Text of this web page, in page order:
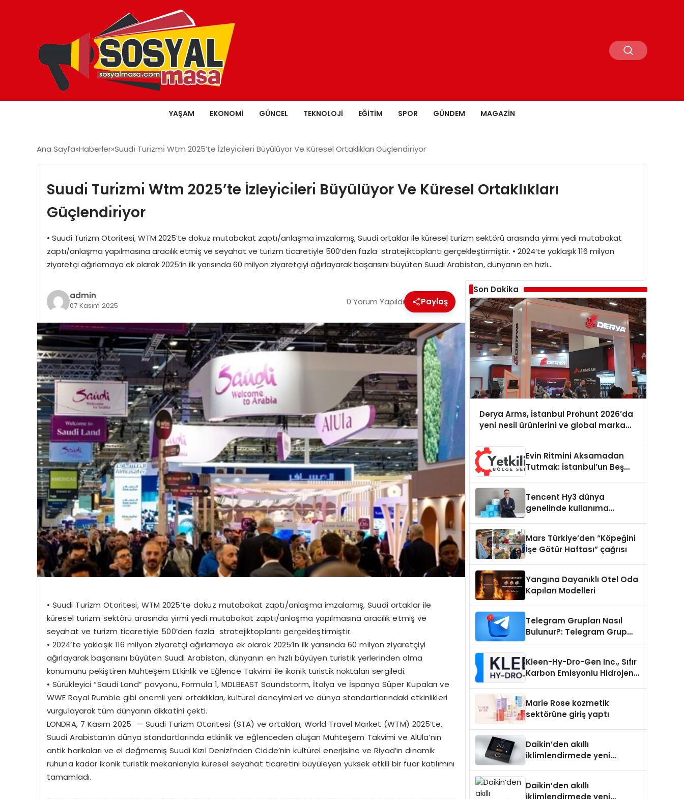
YAŞAM EKONOMI GÜNCEL TEKNOLOJI EĞITIM SPOR GÜNDEM MAGAZIN
Ana Sayfa Haberler Suudı̇ Turı̇zmı̇ Wtm 2025’te İzleyı̇cı̇lerı̇ Büyülüyor Ve Küresel Ortaklıkları Güçlendı̇rı̇yor
Suudı̇ Turı̇zmı̇ Wtm 2025’te İzleyı̇cı̇lerı̇ Büyülüyor Ve Küresel Ortaklıkları
Güçlendı̇rı̇yor
• Suudi Turizm Otoritesi, WTM 2025’te dokuz mutabakat zaptı/anlaşma imzalamış, Suudi ortaklar ile küresel turizm sektörü arasında yirmi yedi mutabakat
zaptı/anlaşma yapılmasına aracılık etmiş ve seyahat ve turizm ticaretiyle 500’den fazla stratejiktoplantı gerçekleştirmiştir. • 2024’te yaklaşık 116 milyon
ziyaretçi ağırlamaya ek olarak 2025’in ilk yarısında 60 milyon ziyaretçiyi ağırlayarak başarısını büyüten Suudi Arabistan, dünyanın en hızlı…
admin
07 Kasım 2025 0 Yorum Yapıldı Paylaş
• Suudi Turizm Otoritesi, WTM 2025’te dokuz mutabakat zaptı/anlaşma imzalamış, Suudi ortaklar ile
küresel turizm sektörü arasında yirmi yedi mutabakat zaptı/anlaşma yapılmasına aracılık etmiş ve
seyahat ve turizm ticaretiyle 500’den fazla stratejiktoplantı gerçekleştirmiştir.
• 2024’te yaklaşık 116 milyon ziyaretçi ağırlamaya ek olarak 2025’in ilk yarısında 60 milyon ziyaretçiyi
ağırlayarak başarısını büyüten Suudi Arabistan, dünyanın en hızlı büyüyen turistik yerlerinden olma
konumunu pekiştiren Muhteşem Etkinlik ve Eğlence Takvimi ile ikonik turistik noktaları sergiledi.
• Sürükleyici “Saudi Land” pavyonu, Formula 1, MDLBEASTSoundstorm, İtalya ve İspanya Süper Kupaları ve
WWERoyal Rumble gibi önemli yeni ortaklıkları, kültürel deneyimleri ve dünya standartlarındaki etkinlikleri
vurgulayarak tüm dünyanın dikkatini çekti.
LONDRA, 7 Kasım 2025 — Suudi Turizm Otoritesi (STA) ve ortakları, World Travel Market (WTM) 2025’te,
Suudi Arabistan’ın dünya standartlarında etkinlik ve eğlenceden oluşan Muhteşem Takvimi ve AlUla’nın
antik harikaları ve el değmemiş Suudi Kızıl Denizi’nden Cidde’nin kültürel enerjisine ve Riyad’ın dinamik
ruhuna kadar ikonik turistik mekanlarıyla küresel seyahat ticaretini büyüleyen yüksek etkili bir fuar katılımını
tamamladı.
Son Dakika
Derya Arms, İstanbul Prohunt 2026’da
yeni nesil ürünlerini ve global marka
Evin Ritmini Aksamadan
Tutmak: İstanbul’un Beş
Tencent Hy3 dünya
genelinde kullanıma
Mars Türkiye’den “Köpeğini
İşe Götür Haftası” çağrısı
Yangına Dayanıklı Otel Oda
Kapıları Modelleri
Telegram Grupları Nasıl
Bulunur?: Telegram Grup
Kleen-Hy-Dro-Gen Inc., Sıfır
Karbon Emisyonlu Hidrojen
Aldı
Marie Rose kozmetik
sektörüne giriş yaptı
Daikin’den akıllı
iklimlendirmede yeni
Daikin’den akıllı
iklimlendirmede yeni